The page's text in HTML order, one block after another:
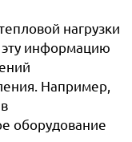
нагрузки
эту информацию
Например,
оборудование